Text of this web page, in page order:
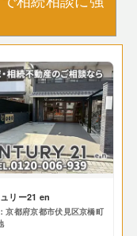
リー21 en
京都府京都市伏見区京橋町